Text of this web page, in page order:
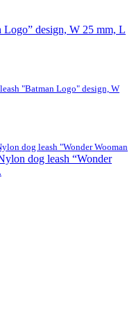
design, W 25 mm, L
"Batman Logo" design, W
dog leash "Wonder Wooman
dog leash “Wonder